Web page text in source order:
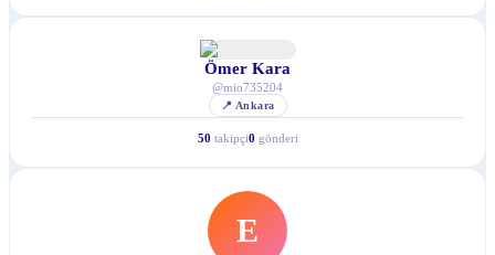
Ömer Kara
@mio735204
📍 Ankara
50 takipçi0 gönderi
E